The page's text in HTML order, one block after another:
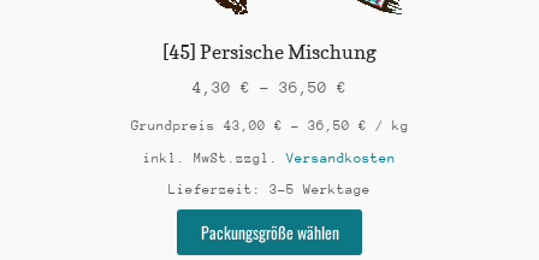
gewählt
[45] Persische Mischung
4,30 € – 36,50 €
Grundpreis 43,00 € – 36,50 € / kg
inkl. MwSt. zzgl.Versandkosten
Lieferzeit: 3-5 Werktage
Packungsgröße wählen